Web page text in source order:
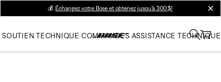
💰 Échangez votre Bose et obtenez jusqu’à 300 $!
SOUTIEN TECHNIQUE COMMANDES ASSISTANCE TECHNIQUE